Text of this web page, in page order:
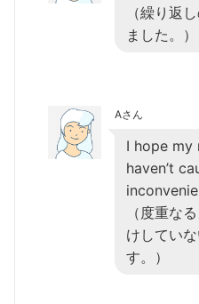
（繰り返
ました。）
Aさん
I hope my
haven’t
（度重な
けしてい
す。）